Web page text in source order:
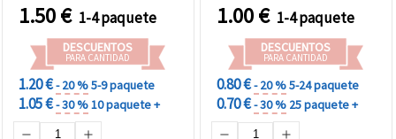
1.50€ 1-4 paquete
DESCUENTOS
PARA CANTIDAD
1.20 €- 20 %5-9 paquete
1.05 €- 30 %10 paquete +
1.00€ 1-4 paquete
DESCUENTOS
PARA CANTIDAD
0.80 €- 20 %5-24 paquete
0.70 €- 30 % 25 paquete +